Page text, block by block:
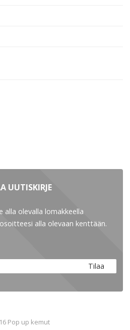
UUTISKIRJE
olevalla lomakkeella
alla olevaan kenttään.
Tilaa
Pop up kemut